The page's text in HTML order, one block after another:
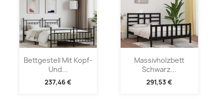
Bettgestell Mit Kopf-
Und...
237,46 €
Massivholzbett
Schwarz...
291,53 €